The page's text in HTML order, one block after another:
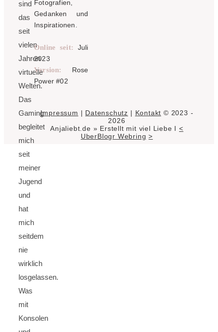
sind
das
seit
vielen
Jahren
virtuelle
Welten.
Das
Gaming
begleitet
mich
seit
meiner
Jugend
und
hat
mich
seitdem
nie
wirklich
losgelassen.
Was
mit
Konsolen
Fotografien,
Gedanken und
Inspirationen.
Online seit: Juli
2023
Version:
Rose
Power #02
Impressum | Datenschutz | Kontakt © 2023 -
2026
Anjaliebt.de » Erstellt mit viel Liebe I <
UberBlogr Webring >